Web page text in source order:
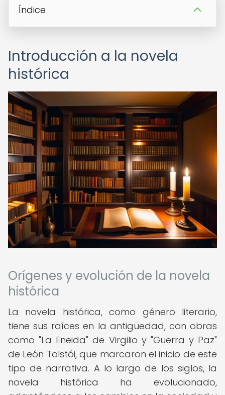
Índice
Introducción a la novela
histórica
Orígenes y evolución de la novela
histórica
La novela histórica, como género literario,
tiene sus raíces en la antigüedad, con obras
como "La Eneida" de Virgilio y "Guerra y Paz"
de León Tolstói, que marcaron el inicio de este
tipo de narrativa. A lo largo de los siglos, la
novela histórica ha evolucionado,